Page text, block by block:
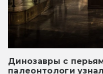
Динозавры с
палеонтологи